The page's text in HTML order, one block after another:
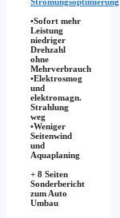
Strömungsoptimierung
•Sofort mehr
Leistung
niedriger
Drehzahl
ohne
Mehrverbrauch
•Elektrosmog
und
elektromagn.
Strahlung
weg
•​Weniger
Seitenwind
und
Aquaplaning
+ 8 Seiten
Sonderbericht
zum Auto
Umbau